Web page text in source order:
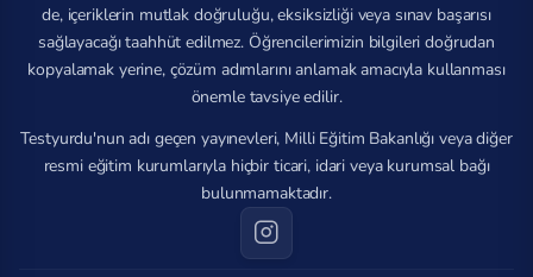
de, içeriklerin mutlak doğruluğu, eksiksizliği veya sınav başarısı
sağlayacağı taahhüt edilmez. Öğrencilerimizin bilgileri doğrudan
kopyalamak yerine, çözüm adımlarını anlamak amacıyla kullanması
önemle tavsiye edilir.
Testyurdu'nun adı geçen yayınevleri, Milli Eğitim Bakanlığı veya diğer
resmi eğitim kurumlarıyla hiçbir ticari, idari veya kurumsal bağı
bulunmamaktadır.